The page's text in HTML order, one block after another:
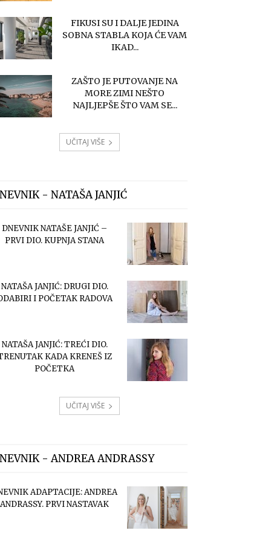
FIKUSI SU I DALJE JEDINA
SOBNA STABLA KOJA ĆE VAM
IKAD...
ZAŠTO JE PUTOVANJE NA
MORE ZIMI NEŠTO
NAJLJEPŠE ŠTO VAM SE...
UČITAJ VIŠE
- NATAŠA JANJIĆ
DNEVNIK NATAŠE JANJIĆ –
PRVI DIO. KUPNJA STANA
NATAŠA JANJIĆ: DRUGI DIO.
I POČETAK RADOVA
NATAŠA JANJIĆ: TREĆI DIO.
KADA KRENEŠ IZ
POČETKA
UČITAJ VIŠE
- ANDREA ANDRASSY
ADAPTACIJE: ANDREA
ANDRASSY. PRVI NASTAVAK